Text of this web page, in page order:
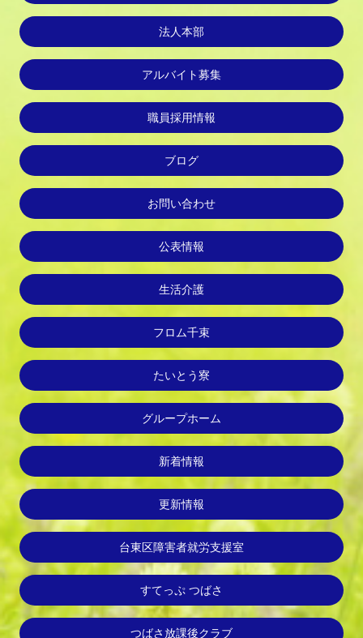
法人本部
アルバイト募集
職員採用情報
ブログ
お問い合わせ
公表情報
生活介護
フロム千束
たいとう寮
グループホーム
新着情報
更新情報
台東区障害者就労支援室
すてっぷ つばさ
つばさ放課後クラブ